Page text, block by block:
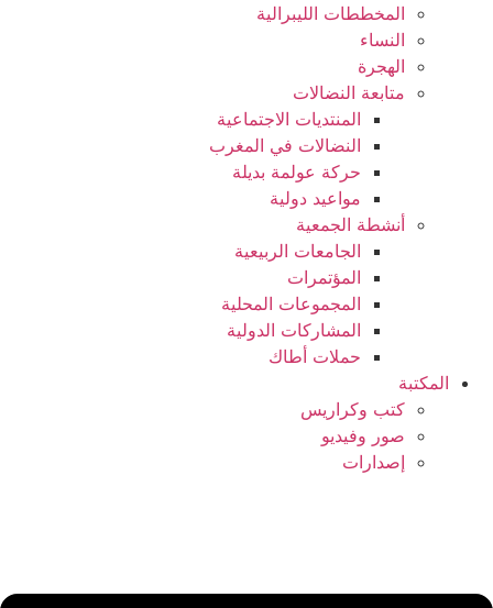
المخططات الليبرالية
النساء
الهجرة
متابعة النضالات
المنتديات الاجتماعية
النضالات في المغرب
حركة عولمة بديلة
مواعيد دولية
أنشطة الجمعية
الجامعات الربيعية
المؤتمرات
المجموعات المحلية
المشاركات الدولية
حملات أطاك
المكتبة
كتب وكراريس
صور وفيديو
إصدارات